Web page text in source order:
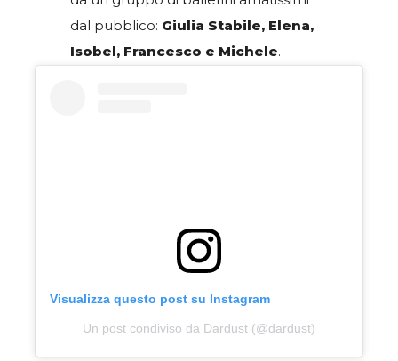
dal pubblico: Giulia Stabile, Elena,
Isobel, Francesco e Michele.
Visualizza questo post su Instagram
Un post condiviso da Dardust (@dardust)